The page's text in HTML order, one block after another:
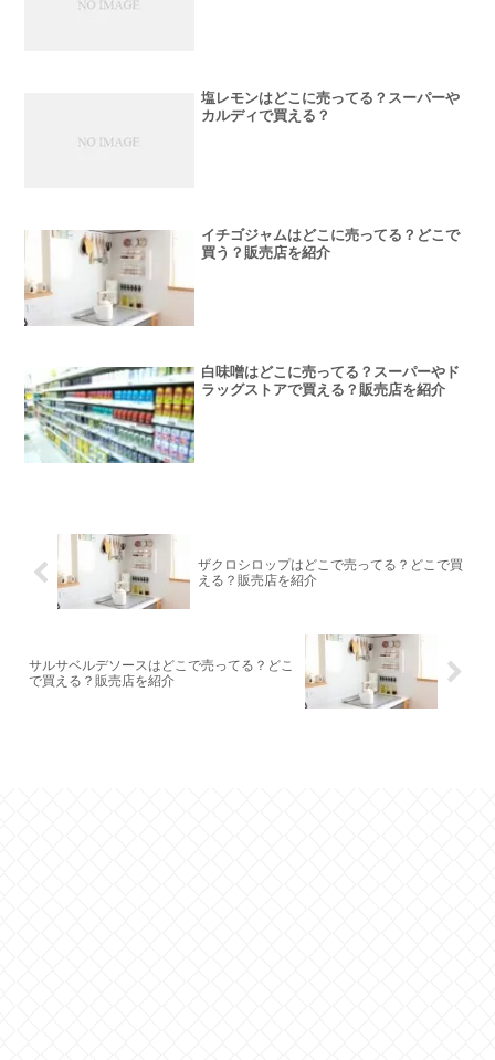
塩レモンはどこに売ってる？スーパーや
カルディで買える？
イチゴジャムはどこに売ってる？どこで
買う？販売店を紹介
白味噌はどこに売ってる？スーパーやド
ラッグストアで買える？販売店を紹介
ザクロシロップはどこで売ってる？どこで買
える？販売店を紹介
サルサベルデソースはどこで売ってる？どこ
で買える？販売店を紹介